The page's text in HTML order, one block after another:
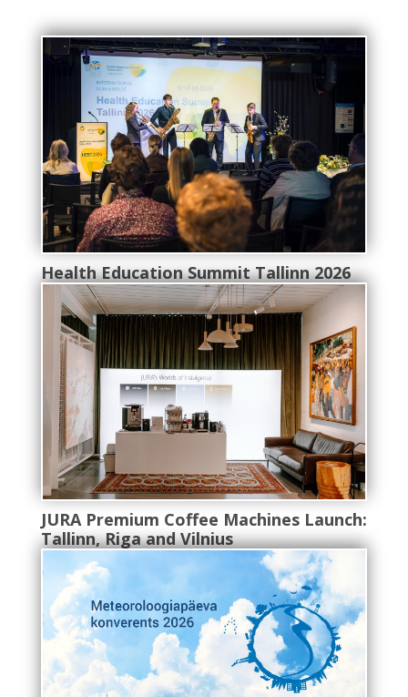
Health Education Summit Tallinn 2026
JURA Premium Coffee Machines Launch:
Tallinn, Riga and Vilnius